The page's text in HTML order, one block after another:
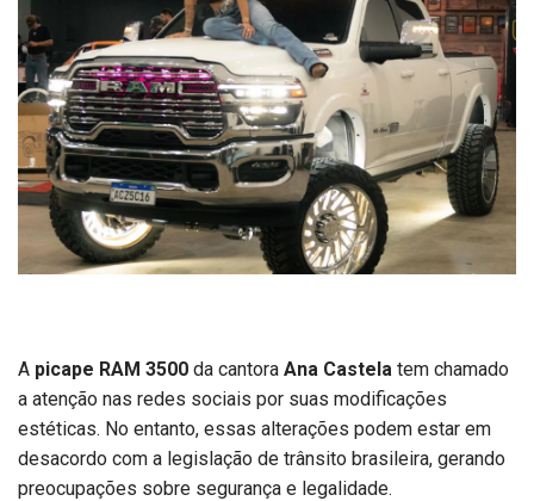
A picape RAM 3500 da cantora Ana Castela tem chamado
a atenção nas redes sociais por suas modificações
estéticas. No entanto, essas alterações podem estar em
desacordo com a legislação de trânsito brasileira, gerando
preocupações sobre segurança e legalidade.